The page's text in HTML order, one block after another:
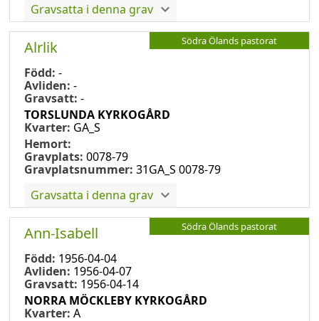
Gravsatta i denna grav
Södra Ölands pastorat
Alrlik
Född: -
Avliden: -
Gravsatt: -
TORSLUNDA KYRKOGÅRD
Kvarter: GA_S
Hemort:
Gravplats: 0078-79
Gravplatsnummer: 31GA_S 0078-79
Gravsatta i denna grav
Södra Ölands pastorat
Ann-Isabell
Född: 1956-04-04
Avliden: 1956-04-07
Gravsatt: 1956-04-14
NORRA MÖCKLEBY KYRKOGÅRD
Kvarter: A